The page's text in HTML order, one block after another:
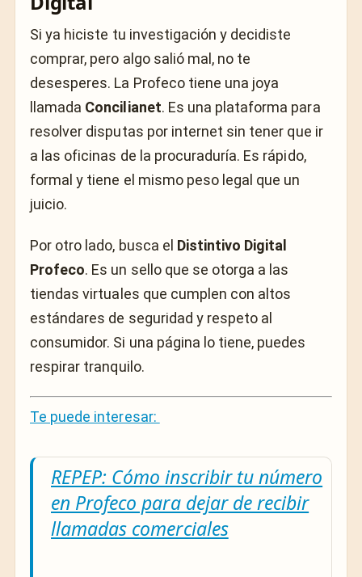
Si ya hiciste tu investigación y decidiste
comprar, pero algo salió mal, no te
desesperes. La Profeco tiene una joya
llamada Concilianet. Es una plataforma para
resolver disputas por internet sin tener que ir
a las oficinas de la procuraduría. Es rápido,
formal y tiene el mismo peso legal que un
juicio.
Por otro lado, busca el Distintivo Digital
Profeco. Es un sello que se otorga a las
tiendas virtuales que cumplen con altos
estándares de seguridad y respeto al
consumidor. Si una página lo tiene, puedes
respirar tranquilo.
Te puede interesar:
REPEP: Cómo inscribir tu número
en Profeco para dejar de recibir
llamadas comerciales